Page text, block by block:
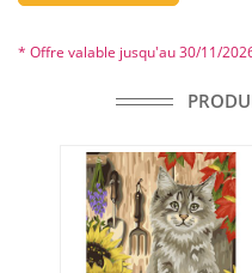
* Offre valable jusqu'au 30/11/